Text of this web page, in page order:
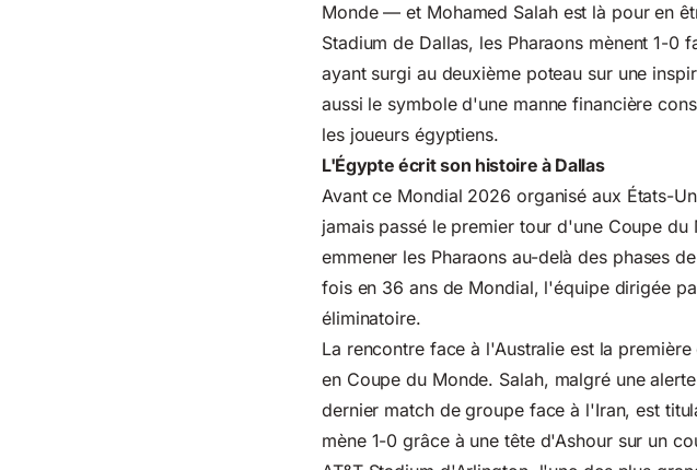
Monde — et Mohamed Salah est là pour en
Stadium de Dallas, les Pharaons mènent 1-0
ayant surgi au deuxième poteau sur une
aussi le symbole d'une manne financière
les joueurs égyptiens.
L'Égypte écrit son histoire à Dallas
Avant ce Mondial 2026 organisé aux États-
jamais passé le premier tour d'une Coupe
emmener les Pharaons au-delà des phases
fois en 36 ans de Mondial, l'équipe dirigée
éliminatoire.
La rencontre face à l'Australie est la
en Coupe du Monde. Salah, malgré une
dernier match de groupe face à l'Iran, est
mène 1-0 grâce à une tête d'Ashour sur un